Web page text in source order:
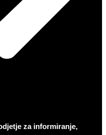
za informiranje,